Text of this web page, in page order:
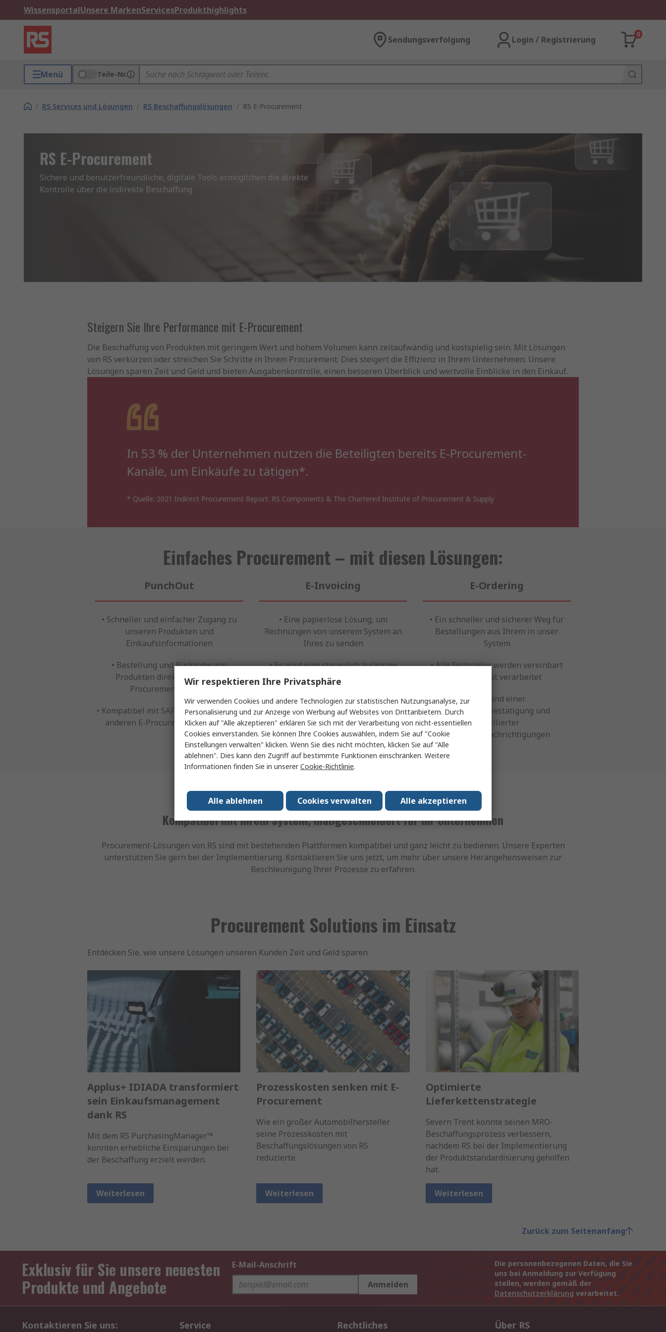
WissensportalUnsere MarkenServicesProdukthighlights
Sendungsverfolgung Login / Registrierung
0
Menü Teile-Nr.
/ RS Services und Lösungen / RS Beschaffungslösungen / RS E-Procurement
RS E-Procurement
Sichere und benutzerfreundliche, digitale Tools ermöglichen die direkte
Kontrolle über die indirekte Beschaffung
Steigern Sie Ihre Performance mit E-Procurement
Die Beschaffung von Produkten mit geringem Wert und hohem Volumen kann zeitaufwändig und kostspielig sein. Mit Lösungen
von RS verkürzen oder streichen Sie Schritte in Ihrem Procurement. Dies steigert die Effizienz in Ihrem Unternehmen. Unsere
Lösungen sparen Zeit und Geld und bieten Ausgabenkontrolle, einen besseren Überblick und wertvolle Einblicke in den Einkauf.
In 53 % der Unternehmen nutzen die Beteiligten bereits E-Procurement-
Kanäle, um Einkäufe zu tätigen*.
* Quelle: 2021 Indirect Procurement Report: RS Components & The Chartered Institute of Procurement & Supply
Einfaches Procurement – mit diesen Lösungen:
PunchOut
• Schneller und einfacher Zugang zu
unseren Produkten und
Einkaufsinformationen
• Bestellung und Rückgabe von
Produkten direkt in Ihrem E-
Procurement-System
• Kompatibel mit SAP Ariba, Coupa und
anderen E-Procurement-Systemen
E-Invoicing
• Eine papierlose Lösung, um
Rechnungen von unserem System an
Ihres zu senden
• Es wird eine steuerlich zulässige
Rechnung im PDF-Format erstellt
• Die Rechnung wird archiviert. Sie
können dann über ein Web-Portal auf
dieses Dokument zugreifen
E-Ordering
• Ein schneller und sicherer Weg für
Bestellungen aus Ihrem in unser
System
• Alle Festpreise werden vereinbart
und akkurat verarbeitet
• Versand einer
Bestellungsbestätigung und
detaillierter
Versandbenachrichtigungen
Kompatibel mit Ihrem System, maßgeschneidert für Ihr Unternehmen
Procurement-Lösungen von RS sind mit bestehenden Plattformen kompatibel und ganz leicht zu bedienen. Unsere Experten
unterstützen Sie gern bei der Implementierung. Kontaktieren Sie uns jetzt, um mehr über unsere Herangehensweisen zur
Beschleunigung Ihrer Prozesse zu erfahren.
Procurement Solutions im Einsatz
Entdecken Sie, wie unsere Lösungen unseren Kunden Zeit und Geld sparen
Applus+ IDIADA transformiert
sein Einkaufsmanagement
dank RS
Mit dem RS PurchasingManager™
konnten erhebliche Einsparungen bei
der Beschaffung erzielt werden.
Weiterlesen
Prozesskosten senken mit E-
Procurement
Wie ein großer Automobilhersteller
seine Prozesskosten mit
Beschaffungslösungen von RS
reduzierte.
Weiterlesen
Optimierte
Lieferkettenstrategie
Severn Trent konnte seinen MRO-
Beschaffungsprozess verbessern,
nachdem RS bei der Implementierung
der Produktstandardisierung geholfen
hat.
Weiterlesen
Zurück zum Seitenanfang
Exklusiv für Sie unsere neuesten
Produkte und Angebote
E-Mail-Anschrift
Anmelden
Die personenbezogenen Daten, die Sie
uns bei Anmeldung zur Verfügung
stellen, werden gemäß der
Datenschutzerklärung verarbeitet.
Kontaktieren Sie uns: Service Rechtliches Über RS
Wir respektieren Ihre Privatsphäre
Wir verwenden Cookies und andere Technologien zur statistischen Nutzungsanalyse, zur
Personalisierung und zur Anzeige von Werbung auf Websites von Drittanbietern. Durch
Klicken auf "Alle akzeptieren" erklären Sie sich mit der Verarbeitung von nicht-essentiellen
Cookies einverstanden. Sie können Ihre Cookies auswählen, indem Sie auf "Cookie
Einstellungen verwalten" klicken. Wenn Sie dies nicht möchten, klicken Sie auf "Alle
ablehnen". Dies kann den Zugriff auf bestimmte Funktionen einschränken. Weitere
Informationen finden Sie in unsererCookie-Richtlinie.
Alle akzeptieren
Cookies verwalten
Alle ablehnen